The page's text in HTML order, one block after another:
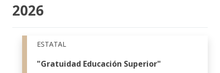
2026
ESTATAL
"Gratuidad Educación Superior"